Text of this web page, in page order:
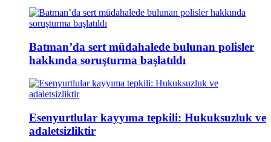
Batman’da sert müdahalede bulunan polisler
hakkında soruşturma başlatıldı
Esenyurtlular kayyıma tepkili: Hukuksuzluk ve
adaletsizliktir